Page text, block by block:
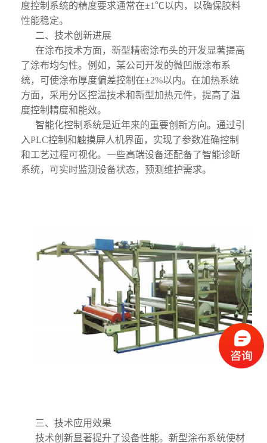
度控制系统的精度要求通常在±1℃以内，以确保胶料
性能稳定。
二、技术创新进展
在涂布技术方面，新型精密涂布头的开发显著提高
了涂布均匀性。例如，某公司开发的微凹版涂布系
统，可使涂布厚度偏差控制在±2%以内。在加热系统
方面，采用分区控温技术和新型加热元件，提高了温
度控制精度和能效。
智能化控制系统是近年来的重要创新方向。通过引
入PLC控制和触摸屏人机界面，实现了参数准确控制
和工艺过程可视化。一些高端设备还配备了智能诊断
系统，可实时监测设备状态，预测维护需求。
三、技术应用效果
技术创新显著提升了设备性能。新型涂布系统使材